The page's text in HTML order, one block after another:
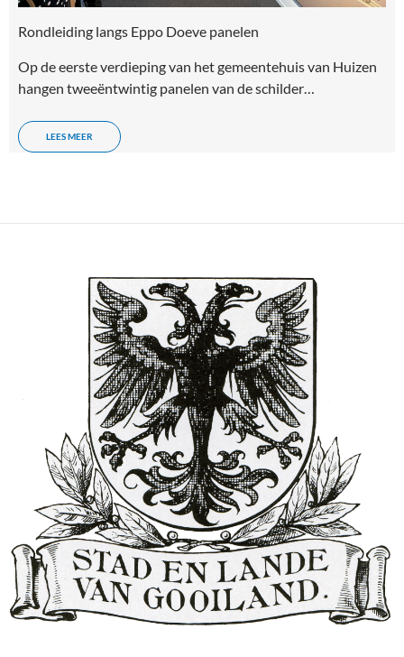
Rondleiding langs Eppo Doeve panelen
Op de eerste verdieping van het gemeentehuis van Huizen
hangen tweeëntwintig panelen van de schilder…
LEES MEER